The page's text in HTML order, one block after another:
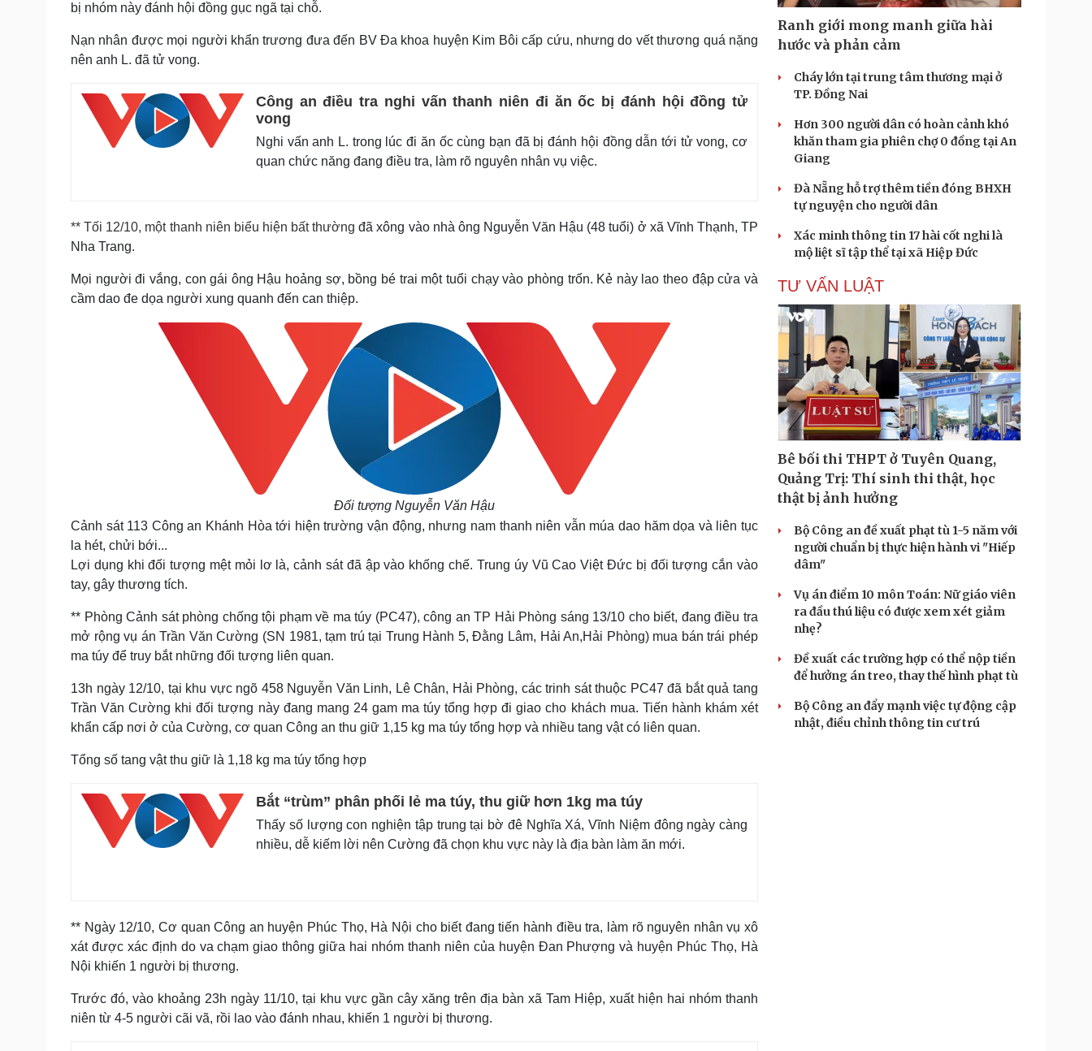
bị nhóm này đánh hội đồng gục ngã tại chỗ.
Nạn nhân được mọi người khẩn trương đưa đến BV Đa khoa huyện Kim Bôi cấp cứu, nhưng do vết thương quá nặng
nên anh L. đã tử vong.
Công an điều tra nghi vấn thanh niên đi ăn ốc bị đánh hội đồng tử
vong
Nghi vấn anh L. trong lúc đi ăn ốc cùng bạn đã bị đánh hội đồng dẫn tới tử vong, cơ
quan chức năng đang điều tra, làm rõ nguyên nhân vụ việc.
** Tối 12/10, một thanh niên biểu hiện bất thường đã xông vào nhà ông Nguyễn Văn Hậu (48 tuổi) ở xã Vĩnh Thạnh, TP
Nha Trang.
Mọi người đi vắng, con gái ông Hậu hoảng sợ, bồng bé trai một tuổi chạy vào phòng trốn. Kẻ này lao theo đập cửa và
cầm dao đe dọa người xung quanh đến can thiệp.
Đối tượng Nguyễn Văn Hậu
Cảnh sát 113 Công an Khánh Hòa tới hiện trường vận động, nhưng nam thanh niên vẫn múa dao hăm dọa và liên tục
la hét, chửi bới...
Lợi dụng khi đối tượng mệt mỏi lơ là, cảnh sát đã ập vào khống chế. Trung úy Vũ Cao Việt Đức bị đối tượng cắn vào
tay, gây thương tích.
** Phòng Cảnh sát phòng chống tội phạm về ma túy (PC47), công an TP Hải Phòng sáng 13/10 cho biết, đang điều tra
mở rộng vụ án Trần Văn Cường (SN 1981, tạm trú tại Trung Hành 5, Đằng Lâm, Hải An,Hải Phòng) mua bán trái phép
ma túy để truy bắt những đối tượng liên quan.
13h ngày 12/10, tại khu vực ngõ 458 Nguyễn Văn Linh, Lê Chân, Hải Phòng, các trinh sát thuộc PC47 đã bắt quả tang
Trần Văn Cường khi đối tượng này đang mang 24 gam ma túy tổng hợp đi giao cho khách mua. Tiến hành khám xét
khẩn cấp nơi ở của Cường, cơ quan Công an thu giữ 1,15 kg ma túy tổng hợp và nhiều tang vật có liên quan.
Tổng số tang vật thu giữ là 1,18 kg ma túy tổng hợp
Bắt “trùm” phân phối lẻ ma túy, thu giữ hơn 1kg ma túy
Thấy số lượng con nghiện tập trung tại bờ đê Nghĩa Xá, Vĩnh Niệm đông ngày càng
nhiều, dễ kiếm lời nên Cường đã chọn khu vực này là địa bàn làm ăn mới.
** Ngày 12/10, Cơ quan Công an huyện Phúc Thọ, Hà Nội cho biết đang tiến hành điều tra, làm rõ nguyên nhân vụ xô
xát được xác định do va chạm giao thông giữa hai nhóm thanh niên của huyện Đan Phượng và huyện Phúc Thọ, Hà
Nội khiến 1 người bị thương.
Trước đó, vào khoảng 23h ngày 11/10, tại khu vực gần cây xăng trên địa bàn xã Tam Hiệp, xuất hiện hai nhóm thanh
niên từ 4-5 người cãi vã, rồi lao vào đánh nhau, khiến 1 người bị thương.
Ranh giới mong manh giữa hài
hước và phản cảm
Cháy lớn tại trung tâm thương mại ở
TP. Đồng Nai
Hơn 300 người dân có hoàn cảnh khó
khăn tham gia phiên chợ 0 đồng tại An
Giang
Đà Nẵng hỗ trợ thêm tiền đóng BHXH
tự nguyện cho người dân
Xác minh thông tin 17 hài cốt nghi là
mộ liệt sĩ tập thể tại xã Hiệp Đức
TƯ VẤN LUẬT
Bê bối thi THPT ở Tuyên Quang,
Quảng Trị: Thí sinh thi thật, học
thật bị ảnh hưởng
Bộ Công an đề xuất phạt tù 1-5 năm với
người chuẩn bị thực hiện hành vi "Hiếp
dâm"
Vụ án điểm 10 môn Toán: Nữ giáo viên
ra đầu thú liệu có được xem xét giảm
nhẹ?
Đề xuất các trường hợp có thể nộp tiền
để hưởng án treo, thay thế hình phạt tù
Bộ Công an đẩy mạnh việc tự động cập
nhật, điều chỉnh thông tin cư trú